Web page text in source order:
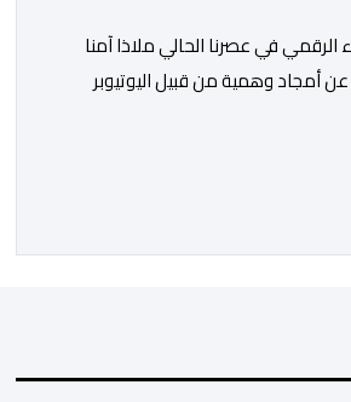
في عصرنا الحالي ملاذا آمنا
عن أمجاد وهمية من قبيل اليوتيوبر
في البداية كصانع محتوى افتراضي
الجماهير ودغدغة […]